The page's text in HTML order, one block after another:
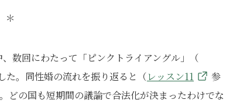
数回にわたって「ピンクトライアングル」（
た。同性婚の流れを振り返ると（レッスン11
参
どの国も短期間の議論で合法化が決まったわけでな